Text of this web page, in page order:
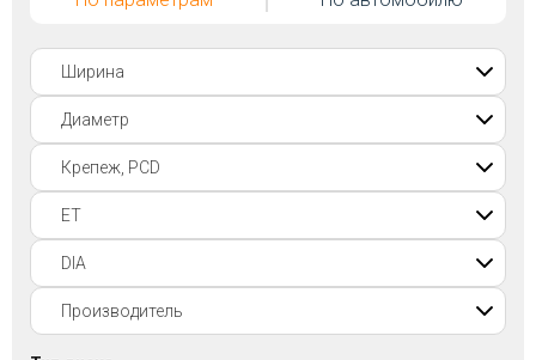
Покупателям
Контакты
Войти на сайт
+7(812)317-
17-
52